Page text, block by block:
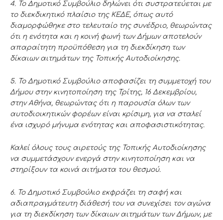
4. Το Δημοτικό Συμβούλιο δηλώνει ότι συστρατεύεται με
το διεκδικητικό πλαίσιο της ΚΕΔΕ, όπως αυτό
διαμορφώθηκε στο τελευταίο της συνέδριο, θεωρώντας
ότι η ενότητα και η κοινή φωνή των Δήμων αποτελούν
απαραίτητη προϋπόθεση για τη διεκδίκηση των
δίκαιων αιτημάτων της Τοπικής Αυτοδιοίκησης.
5. Το Δημοτικό Συμβούλιο αποφασίζει τη συμμετοχή του
Δήμου στην κινητοποίηση της Τρίτης, 16 Δεκεμβρίου,
στην Αθήνα, θεωρώντας ότι η παρουσία όλων των
αυτοδιοικητικών φορέων είναι κρίσιμη, για να σταλεί
ένα ισχυρό μήνυμα ενότητας και αποφασιστικότητας.
Καλεί όλους τους αιρετούς της Τοπικής Αυτοδιοίκησης
να συμμετάσχουν ενεργά στην κινητοποίηση και να
στηρίξουν τα κοινά αιτήματα του θεσμού.
6. Το Δημοτικό Συμβούλιο εκφράζει τη σαφή και
αδιαπραγμάτευτη διάθεσή του να συνεχίσει τον αγώνα
για τη διεκδίκηση των δίκαιων αιτημάτων των Δήμων, με